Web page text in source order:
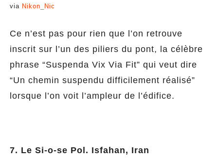
via Nikon_Nic
Ce n’est pas pour rien que l’on retrouve
inscrit sur l’un des piliers du pont, la célèbre
phrase “Suspenda Vix Via Fit” qui veut dire
“Un chemin suspendu difficilement réalisé”
lorsque l’on voit l’ampleur de l’édifice.
7. Le Si-o-se Pol. Isfahan, Iran